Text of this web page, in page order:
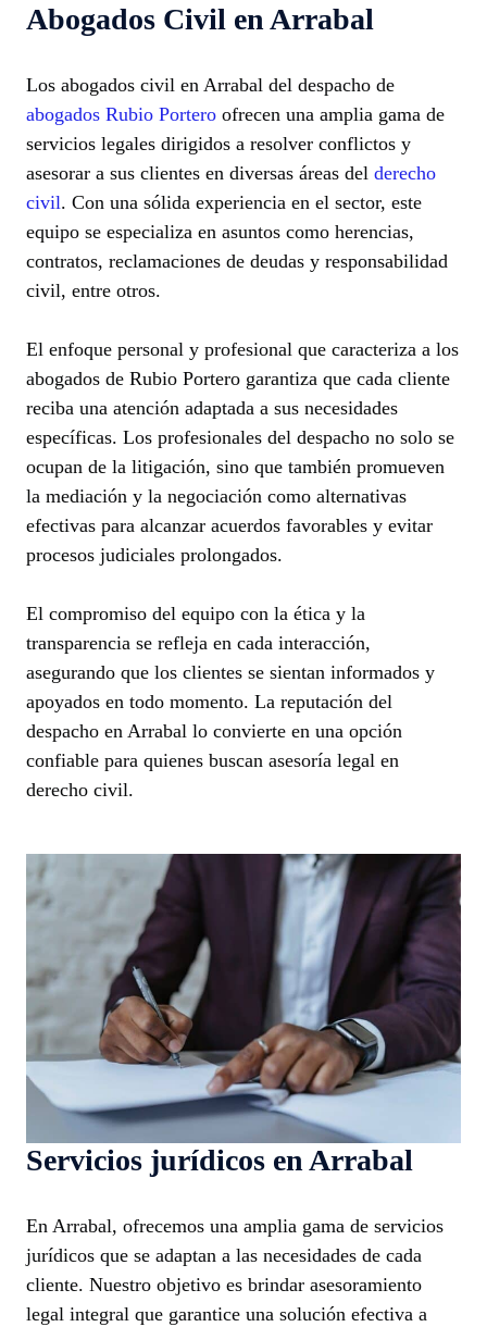
Abogados Civil en Arrabal
Los abogados civil en Arrabal del despacho de
abogados Rubio Portero ofrecen una amplia gama de
servicios legales dirigidos a resolver conflictos y
asesorar a sus clientes en diversas áreas del derecho
civil. Con una sólida experiencia en el sector, este
equipo se especializa en asuntos como herencias,
contratos, reclamaciones de deudas y responsabilidad
civil, entre otros.
El enfoque personal y profesional que caracteriza a los
abogados de Rubio Portero garantiza que cada cliente
reciba una atención adaptada a sus necesidades
específicas. Los profesionales del despacho no solo se
ocupan de la litigación, sino que también promueven
la mediación y la negociación como alternativas
efectivas para alcanzar acuerdos favorables y evitar
procesos judiciales prolongados.
El compromiso del equipo con la ética y la
transparencia se refleja en cada interacción,
asegurando que los clientes se sientan informados y
apoyados en todo momento. La reputación del
despacho en Arrabal lo convierte en una opción
confiable para quienes buscan asesoría legal en
derecho civil.
Servicios jurídicos en Arrabal
En Arrabal, ofrecemos una amplia gama de servicios
jurídicos que se adaptan a las necesidades de cada
cliente. Nuestro objetivo es brindar asesoramiento
legal integral que garantice una solución efectiva a